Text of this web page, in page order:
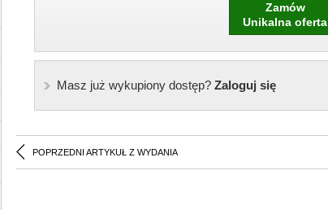
Zamów
Unikalna oferta
Masz już wykupiony dostęp?Zaloguj się
POPRZEDNI ARTYKUŁ Z WYDANIA